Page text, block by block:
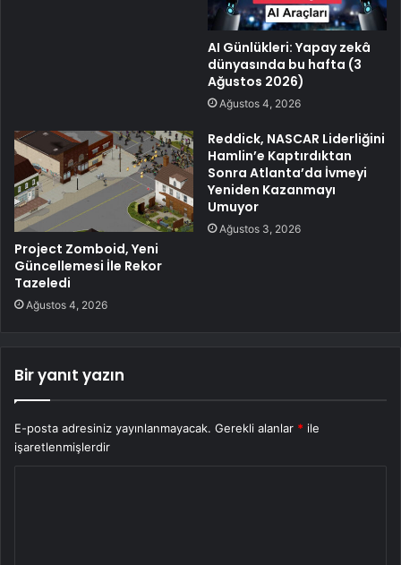
AI Günlükleri: Yapay zekâ
dünyasında bu hafta (3
Ağustos 2026)
Ağustos 4, 2026
Project Zomboid, Yeni
Güncellemesi İle Rekor
Tazeledi
Ağustos 4, 2026
Reddick, NASCAR Liderliğini
Hamlin’e Kaptırdıktan
Sonra Atlanta’da İvmeyi
Yeniden Kazanmayı
Umuyor
Ağustos 3, 2026
Bir yanıt yazın
E-posta adresiniz yayınlanmayacak. Gerekli alanlar * ile
işaretlenmişlerdir